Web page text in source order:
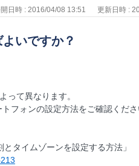
日時 : 2016/04/08 13:51 更新日時 :
いですか？
って異なります。
フォンの設定方法をご確認くださ
タイムゾーンを設定する方法」